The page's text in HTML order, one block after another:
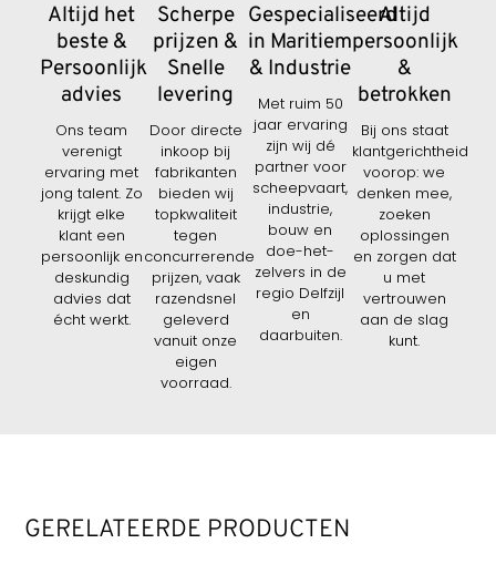
Altijd het
beste &
Persoonlijk
advies
Ons team
verenigt
ervaring met
jong talent. Zo
krijgt elke
klant een
persoonlijk en
deskundig
advies dat
écht werkt.
Scherpe
prijzen &
Snelle
levering
Door directe
inkoop bij
fabrikanten
bieden wij
topkwaliteit
tegen
concurrerende
prijzen, vaak
razendsnel
geleverd
vanuit onze
eigen
voorraad.
Gespecialiseerd
in Maritiem
& Industrie
Met ruim 50
jaar ervaring
zijn wij dé
partner voor
scheepvaart,
industrie,
bouw en
doe-het-
zelvers in de
regio Delfzijl
en
daarbuiten.
Altijd
persoonlijk
&
betrokken
Bij ons staat
klantgerichtheid
voorop: we
denken mee,
zoeken
oplossingen
en zorgen dat
u met
vertrouwen
aan de slag
kunt.
GERELATEERDE PRODUCTEN